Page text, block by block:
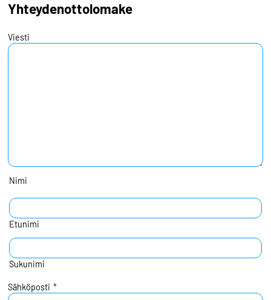
Yhteydenottolomake
Viesti
Nimi
Etunimi
Sukunimi
Sähköposti *